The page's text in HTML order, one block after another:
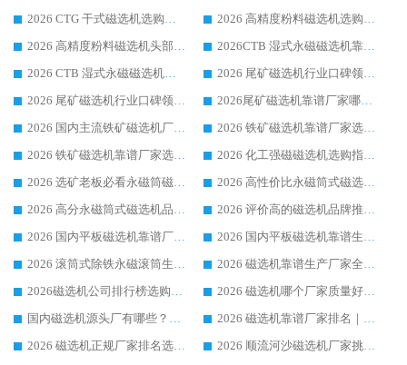
2026 CTG 干式磁选机选购指南|行业口碑靠谱生产厂家领域强者推荐
2026 高精度粉料磁选机选购全攻略 行业优质品牌华体会手机网页版-华体会(中国) 实力深度解析
2026 高精度粉料磁选机头部厂家选购指南 行业口碑靠谱品牌推荐 领域强者华体会手机网页版-华体会(中国) 解析
2026CTB 湿式永磁磁选机靠谱厂家实力排行榜 铁矿选矿设备采购全流程选购指南
2026 CTB 湿式永磁磁选机选购指南|行业口碑良好品牌推荐，领域强者华体会手机网页版-华体会(中国)
2026 尾矿磁选机行业口碑领域强者，源头直供国内主流厂家华体会手机网页版-华体会(中国) 一站式服务
2026 尾矿磁选机行业口碑领域强者，源头直供国内主流厂家华体会手机网页版-华体会(中国) 一站式服务
2026尾矿磁选机靠谱厂家哪家好 行业口碑领域强者华体会手机网页版-华体会(中国) 推荐
2026 国内主流铁矿磁选机厂家选购指南|行业口碑好品牌推荐，领域强者华体会手机网页版-华体会(中国)
2026 铁矿磁选机靠谱厂家选购全攻略 行业标杆华体会手机网页版-华体会(中国) 设备性价比出众
2026 铁矿磁选机靠谱厂家选购指南，领域强者华体会手机网页版-华体会(中国) 铁矿磁选机性价比高
2026 化工强磁磁选机选购指南 5 家行业口碑靠谱厂家领域强者推荐
2026 选矿老板必看永磁筒磁选机推荐 行业头部品牌口碑设备选购全攻略
2026 高性价比永磁筒式磁选机品牌盘点 行业强者口碑实测选购完整指南
2026 高分永磁筒式磁选机品牌推荐 选矿设备强者对比测评采购避坑全攻略
2026 评价高的磁选机品牌推荐选购指南，永磁筒式磁选机设备领域强者全景行业口碑解析
2026 国内平板磁选机靠谱厂家排名 行业实测口碑设备按需选购全指南
2026 国内平板磁选机靠谱生产厂家推荐排名|行业口碑选购指南，领域强者按需选设备
2026 滚筒式除铁永磁滚筒生产厂家推荐排名|行业口碑选购指南，领域强者源头厂商精选
2026 磁选机靠谱生产厂家全梳理 分场景选型行业头部品牌选购参考攻略
2026磁选机公司排行榜选购指南|正规源头厂家推荐，领域强者高性价比靠谱信赖品牌
2026 磁选机哪个厂家质量好？十大靠谱磁电企业排名选购指南
国内磁选机源头厂有哪些？2026 综合实力排名与采购避坑技巧
2026 磁选机靠谱厂家排名｜华体会手机网页版-华体会(中国) 高性价比磁选机磁电品牌
2026 磁选机正规厂家排名选购指南|行业口碑信赖品牌推荐性价比高靠谱磁电企业
2026 顺流河沙磁选机厂家挑选攻略 | 业内口碑龙头企业高性价比品牌推荐